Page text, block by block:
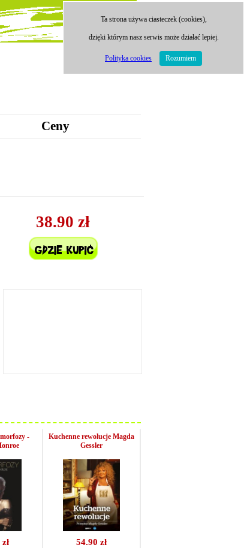
Ceny
38.90 zł
-
54.90 zł
Kuchenne rewolucje Magda
Gessler
Ta strona używa ciasteczek (cookies),
dzięki którym nasz serwis może działać lepiej.
Polityka cookies Rozumiem